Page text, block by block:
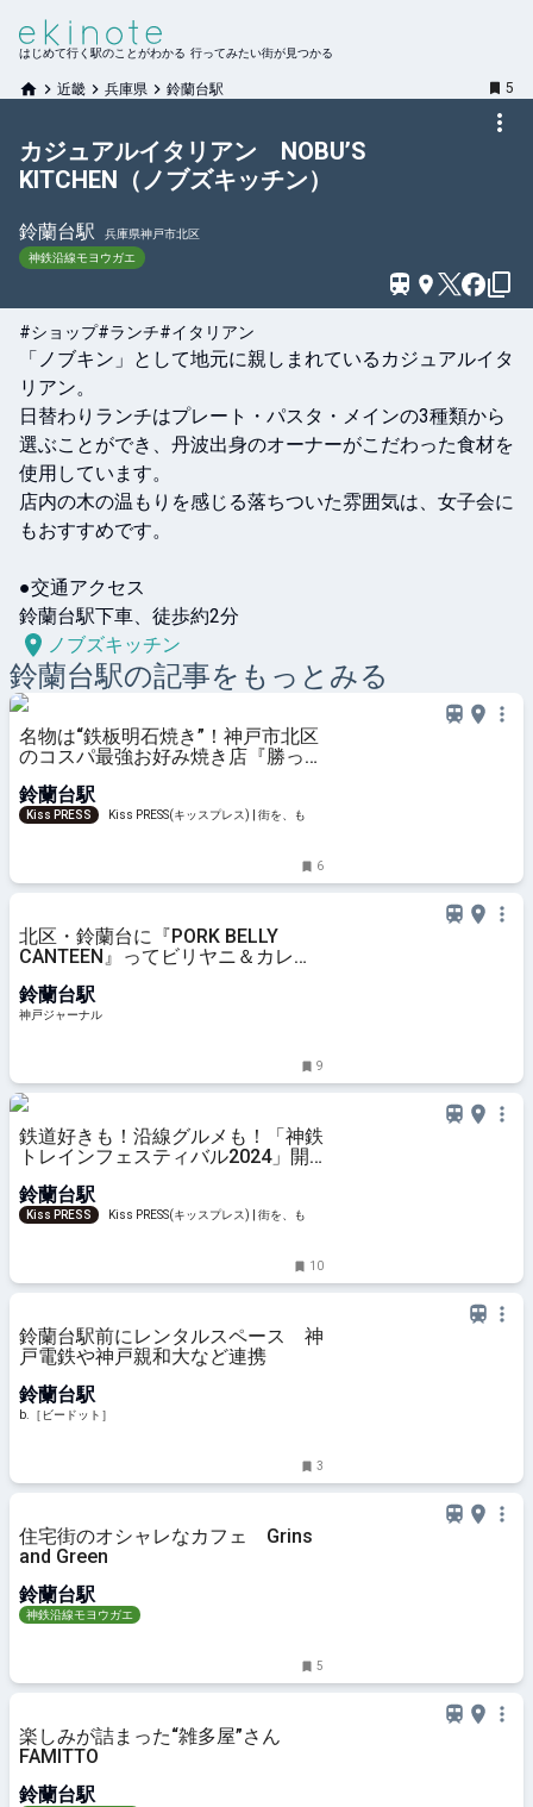
はじめて行く駅のことがわかる 行ってみたい街が見つかる
近畿 兵庫県 鈴蘭台駅 5
カジュアルイタリアン NOBUʼS
KITCHEN（ノブズキッチン）
鈴蘭台駅
兵庫県神戸市北区
神鉄沿線モヨウガエ
#ショップ#ランチ#イタリアン
「ノブキン」として地元に親しまれているカジュアルイタ
リアン。
日替わりランチはプレート・パスタ・メインの3種類から
選ぶことができ、丹波出身のオーナーがこだわった食材を
使用しています。
店内の木の温もりを感じる落ちついた雰囲気は、女子会に
もおすすめです。
●交通アクセス
鈴蘭台駅下車、徒歩約2分
ノブズキッチン
鈴蘭台駅の記事をもっとみる
名物は“鉄板明石焼き”！神戸市北区
のコスパ最強お好み焼き店『勝っつ
鈴蘭台駅
Kiss PRESS
Kiss PRESS(キッスプレス) | 街を、もっ
6
北区・鈴蘭台に『PORK BELLY
CANTEEN』ってビリヤニ＆カレー
鈴蘭台駅
神戸ジャーナル
9
鉄道好きも！沿線グルメも！「神鉄
トレインフェスティバル2024」開
鈴蘭台駅
Kiss PRESS
Kiss PRESS(キッスプレス) | 街を、もっ
10
鈴蘭台駅前にレンタルスペース 神
戸電鉄や神戸親和大など連携
鈴蘭台駅
b.［ビードット］
3
住宅街のオシャレなカフェ Grins
and Green
鈴蘭台駅
神鉄沿線モヨウガエ
5
楽しみが詰まった“雑多屋”さん
FAMITTO
鈴蘭台駅